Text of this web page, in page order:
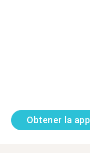
Obtener la app